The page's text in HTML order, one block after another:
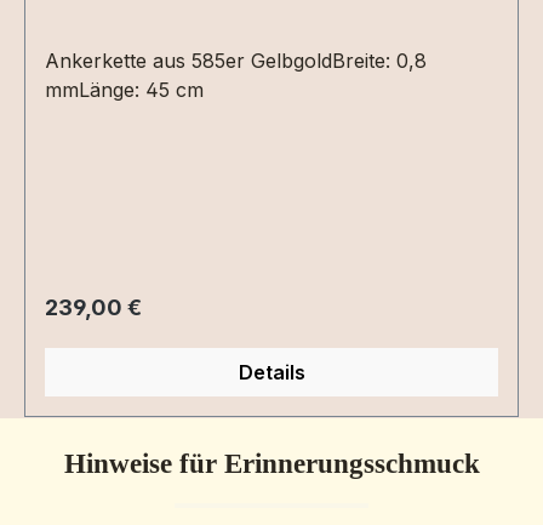
Ankerkette aus 585er GelbgoldBreite: 0,8
mmLänge: 45 cm
Regulärer Preis:
239,00 €
Details
Hinweise für Erinnerungsschmuck